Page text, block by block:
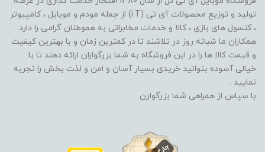
تولید و توزیع محصولات آی تی (i.T) از جمله مودم و موبایل ، کامپیوتر
، کنسول های بازی ، کالا و خدمات مخابراتی به هموطنان گرامی را دارد .
همکاران ما شبانه روز در تلاشند تا در کمترین زمان و با بهترین کیفیت
و قیمت کالا ها را در این فروشگاه به شما بزرگواران ارائه دهند تا با
خیالی آسوده بتوانید خریدی بسیار آسان و امن و لذت بخش را تجربه
نمایید .
با سپاس از همراهی شما بزرگوارن